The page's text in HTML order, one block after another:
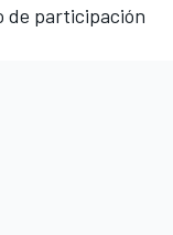
de participación